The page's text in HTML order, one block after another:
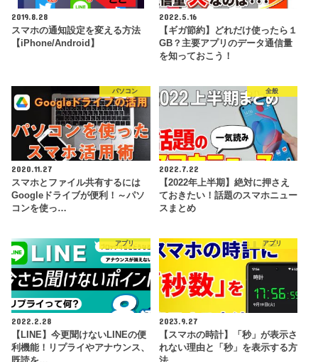
2019.8.28
スマホの通知設定を変える方法
【iPhone/Android】
2022.5.16
【ギガ節約】どれだけ使ったら１
GB？主要アプリのデータ通信量
を知っておこう！
パソコン
2020.11.27
スマホとファイル共有するには
Googleドライブが便利！～パソ
コンを使っ…
全般
2022.7.22
【2022年上半期】絶対に押さえ
ておきたい！話題のスマホニュー
スまとめ
アプリ
2022.2.28
【LINE】今更聞けないLINEの便
利機能！リプライやアナウンス、
アプリ
2023.9.27
【スマホの時計】「秒」が表示さ
れない理由と「秒」を表示する方